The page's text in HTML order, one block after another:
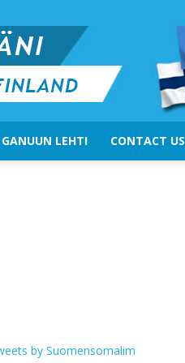
GANUUN LEHTI CONTACT US
by Suomensomalim